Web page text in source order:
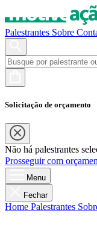
Palestrantes Sobre
Solicitação de orçamento
Não há palestrantes
Prosseguir com
Menu
Fechar
Home Palestrantes